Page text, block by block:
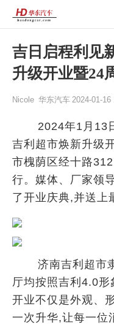
吉日启程利见
升级开业暨24
Nicole 华东汽车 2024-01-16
2024年1月13
吉利超市焕新升级
市槐荫区经十路
行。媒体、厂家领
了开业庆典,并送上
济南吉利超市
厅均按照吉利4.0
开业不仅是外观、
一次升华,让每一位